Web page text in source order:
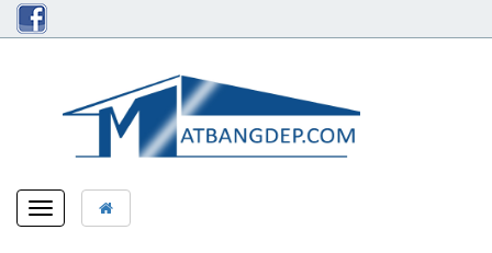
Toggle
navigation